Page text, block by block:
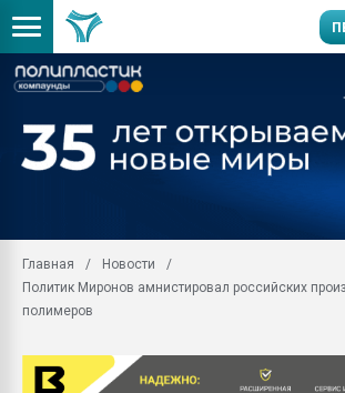
Главная
Новости
Политик Миронов амнистировал российских
полимеров